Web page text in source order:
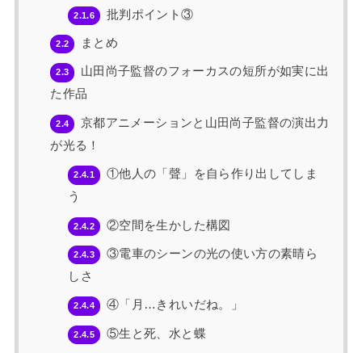
2.1.6 批判ポイント③
2.2 まとめ
2.3
山田尚子監督のフォーカスの短所が如実に出
た作品
2.4
京都アニメーションと山田尚子監督の演出力
が光る！
2.4.1
①他人の「聲」を自ら作り出してしま
う
2.4.2 ②空間を生かした構図
2.4.3
③電車のシーンの光の使い方の素晴ら
しさ
2.4.4 ④「月…きれいだね。」
2.4.5 ⑤生と死、水と蝶